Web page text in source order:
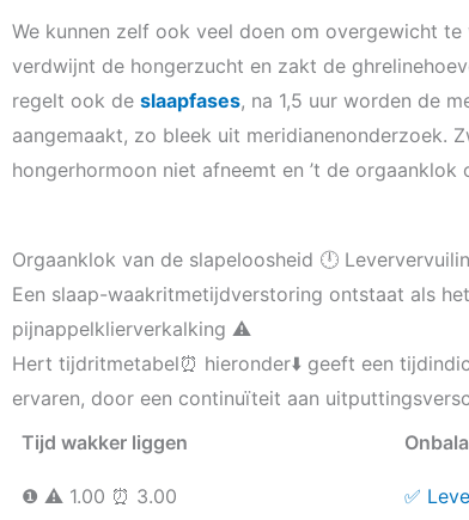
We kunnen zelf ook veel doen om overgewicht te
verdwijnt de hongerzucht en zakt de
regelt ook de slaapfases, na 1,5 uur worden de
aangemaakt, zo bleek uit meridianenonderzoek.
hongerhormoon niet afneemt en ’t de orgaanklok
Orgaanklok van de slapeloosheid 🕛
Een slaap-waakritmetijdverstoring ontstaat als
pijnappelklierverkalking ⚠️
Hert tijdritmetabel⏰ hieronder⬇️ geeft een
ervaren, door een continuïteit aan
Tijd wakker liggen
❶ ⚠️ 1.00 ⏰ 3.00 ✅